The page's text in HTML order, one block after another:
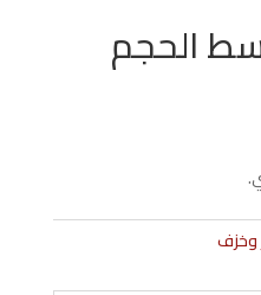
الحجم
وخزف